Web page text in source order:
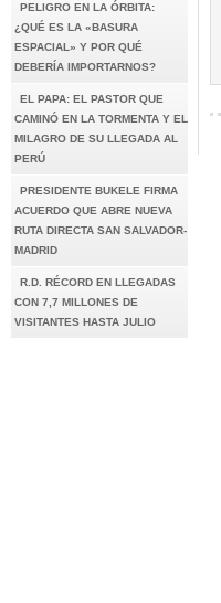
PELIGRO EN LA ÓRBITA:
¿QUÉ ES LA «BASURA
ESPACIAL» Y POR QUÉ
DEBERÍA IMPORTARNOS?
EL PAPA: EL PASTOR QUE
CAMINÓ EN LA TORMENTA Y EL
MILAGRO DE SU LLEGADA AL
PERÚ
PRESIDENTE BUKELE FIRMA
ACUERDO QUE ABRE NUEVA
RUTA DIRECTA SAN SALVADOR-
MADRID
R.D. RÉCORD EN LLEGADAS
CON 7,7 MILLONES DE
VISITANTES HASTA JULIO